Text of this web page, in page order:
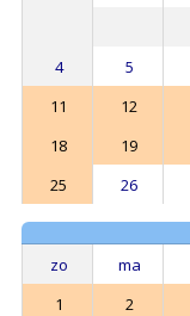
4
5
11
12
18
19
25
26
zo
ma
1
2